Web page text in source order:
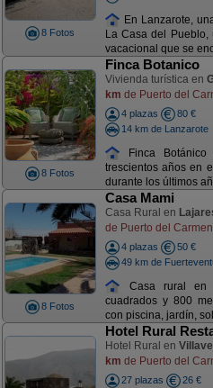
8 Fotos
En Lanzarote,
La Casa del
vacacional que se
8 Fotos
Finca Botanico
Vivienda turística en
km de Puerto del
4 plazas
80 €
14 km de Lanzarote
Finca
trescientos años en
durante los últimos
8 Fotos
Casa Mami
Casa Rural en
de Puerto del
4 plazas
50 €
49 km de
Casa rural en
cuadrados y 800
con piscina, jardín,
Hotel Rural
Hotel Rural en
km de Puerto del
27 plazas
26 €